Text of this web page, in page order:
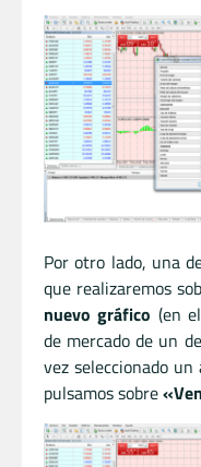
Por otro lado, una
que realizaremos
nuevo gráfico (en
de mercado de un
vez seleccionado
pulsamos sobre